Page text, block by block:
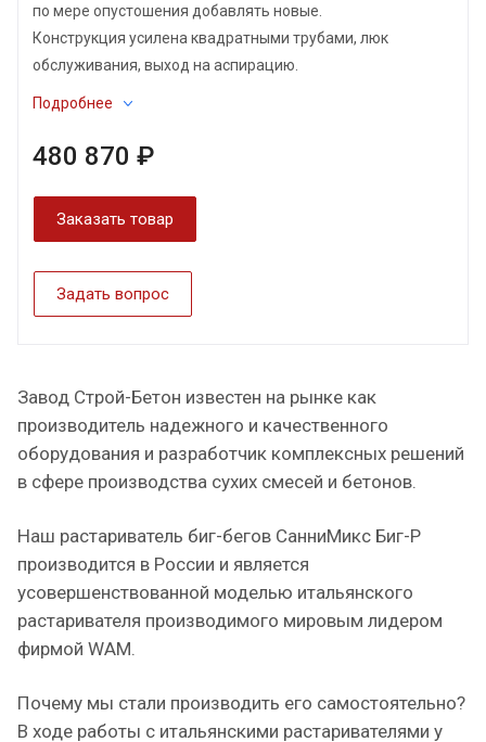
по мере опустошения добавлять новые.
Конструкция усилена квадратными трубами, люк
обслуживания, выход на аспирацию.
Подробнее
480 870 ₽
Заказать товар
Задать вопрос
Завод Строй-Бетон известен на рынке как
производитель надежного и качественного
оборудования и разработчик комплексных решений
в сфере производства сухих смесей и бетонов.
Наш растариватель биг-бегов СанниМикс Биг-Р
производится в России и является
усовершенствованной моделью итальянского
растаривателя производимого мировым лидером
фирмой WAM.
Почему мы стали производить его самостоятельно?
В ходе работы с итальянскими растаривателями у